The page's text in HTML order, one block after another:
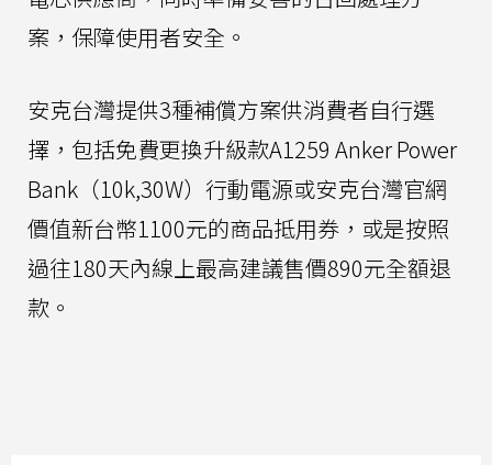
案，保障使用者安全。
安克台灣提供3種補償方案供消費者自行選
擇，包括免費更換升級款A1259 Anker Power
Bank（10k,30W）行動電源或安克台灣官網
價值新台幣1100元的商品抵用券，或是按照
過往180天內線上最高建議售價890元全額退
款。